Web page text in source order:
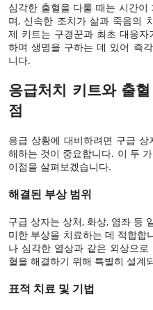
심각한 출혈을 다룰 때는 시간
며, 신속한 조치가 삶과 죽음의
제 키트는 구경꾼과 최초 대응
하며 생명을 구하는 데 있어 즉
니다.
응급처치 키트와 출
점
응급 상황에 대비하려면 구급
해하는 것이 중요합니다. 이 두
이점을 살펴보겠습니다.
해결된 부상 범위
구급 상자는 상처, 화상, 염좌 등
미한 부상을 치료하는 데 적합합
나 심각한 열상과 같은 외상으
혈을 해결하기 위해 특별히 설계
표적 치료 및 기법